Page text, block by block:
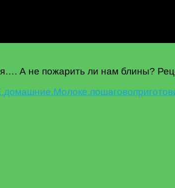
А не пожарить ли нам блины?
домашние.Молоке.пошагово